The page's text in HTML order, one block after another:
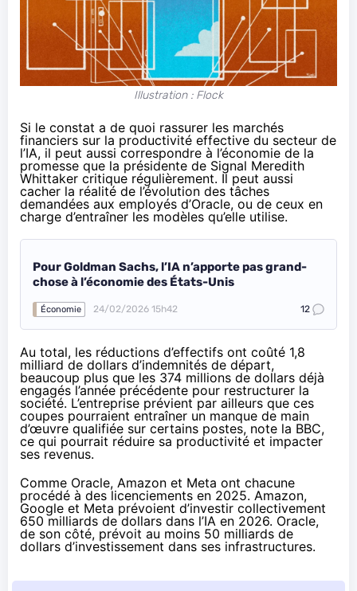
Illustration : Flock
Si le constat a de quoi rassurer les marchés
financiers sur la productivité effective du secteur de
l’IA, il peut aussi correspondre à l’économie de la
promesse que la présidente de Signal Meredith
Whittaker critique régulièrement. Il peut aussi
cacher la réalité de l’évolution des tâches
demandées aux employés d’Oracle, ou de ceux en
charge d’entraîner les modèles qu’elle utilise.
Pour Goldman Sachs, l’IA n’apporte pas grand-
chose à l’économie des États-Unis
Économie 24/02/2026 15h42 12
Au total, les réductions d’effectifs ont coûté 1,8
milliard de dollars d’indemnités de départ,
beaucoup plus que les 374 millions de dollars déjà
engagés l’année précédente pour restructurer la
société. L’entreprise prévient par ailleurs que ces
coupes pourraient entraîner un manque de main
d’œuvre qualifiée sur certains postes, note la BBC,
ce qui pourrait réduire sa productivité et impacter
ses revenus.
Comme Oracle, Amazon et Meta ont chacune
procédé à des licenciements en 2025. Amazon,
Google et Meta prévoient d’investir collectivement
650 milliards de dollars dans l’IA en 2026. Oracle,
de son côté, prévoit au moins 50 milliards de
dollars d’investissement dans ses infrastructures.